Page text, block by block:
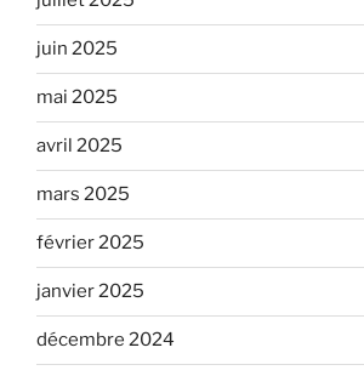
juin 2025
mai 2025
avril 2025
mars 2025
février 2025
janvier 2025
décembre 2024